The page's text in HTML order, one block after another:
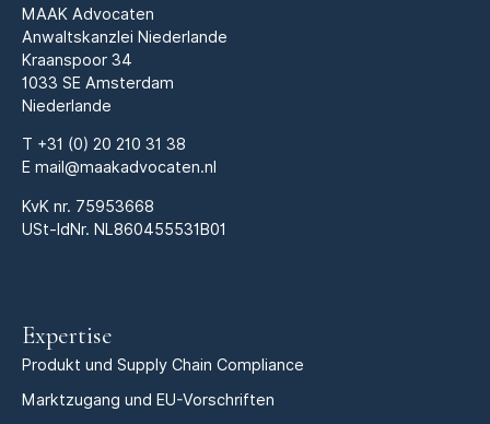
MAAK Advocaten
Anwaltskanzlei Niederlande
Kraanspoor 34
1033 SE Amsterdam
Niederlande
T +31 (0) 20 210 31 38
E mail@maakadvocaten.nl
KvK nr. 75953668
USt-IdNr. NL860455531B01
Expertise
Produkt und Supply Chain Compliance
Marktzugang und EU-Vorschriften